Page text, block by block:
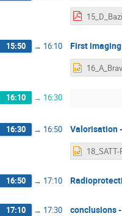
15:50 → 16:10 First
16:10 → 16:30
16:30 → 16:50 Valorisation
16:50 → 17:10
17:10 → 17:30 conclusions